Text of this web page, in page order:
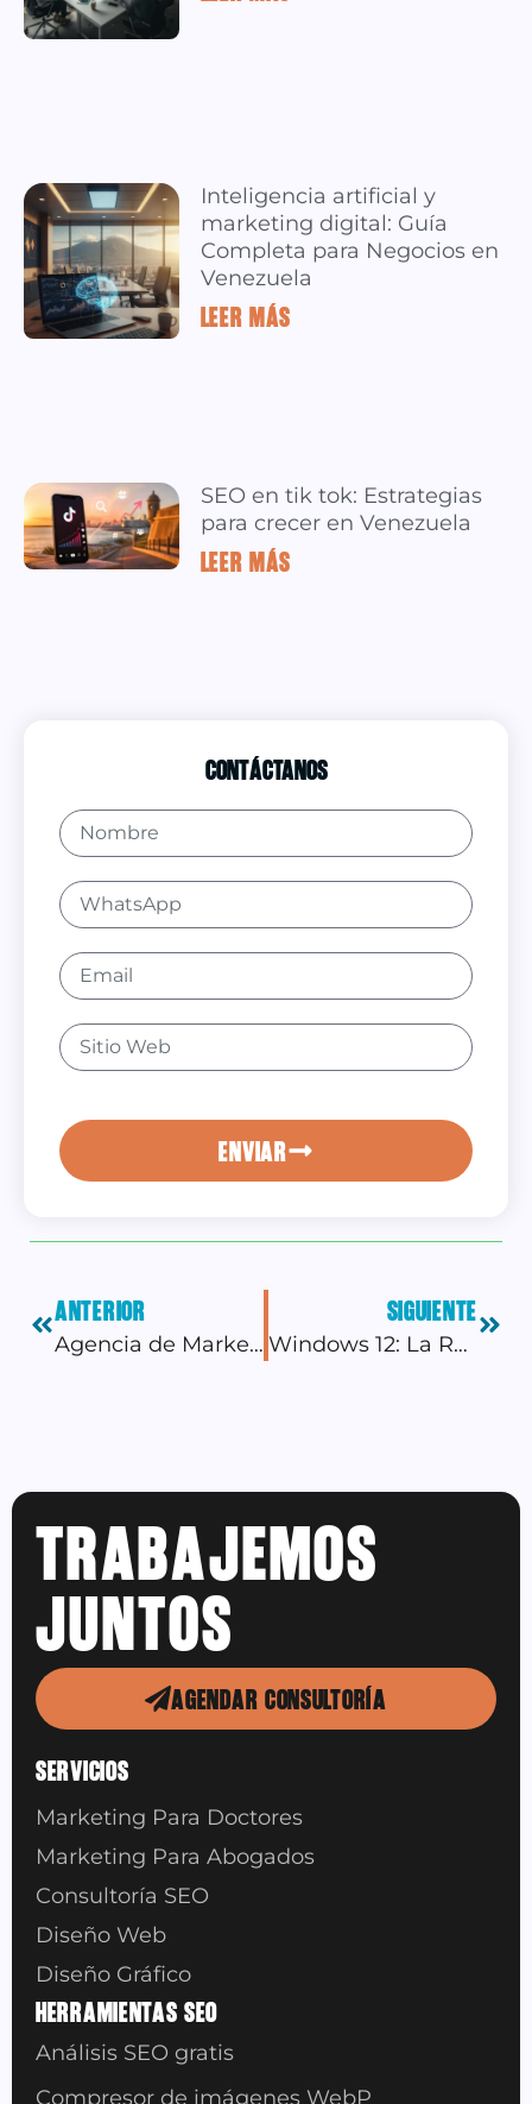
Inteligencia artificial y
marketing digital: Guía
Completa para Negocios en
Venezuela
LEER MÁS »
SEO en tik tok: Estrategias
para crecer en Venezuela
LEER MÁS »
Contáctanos
ENVIAR
ANTERIOR
Agencia de Marketing Digital vs. Agencia Diseño Gráfico: “Asegura tu éxito en línea”
SIGUIENTE
Windows 12: La Revolución Modular y la Era de la Inteligencia Artificial
TRABAJEMOS
JUNTOS
AGENDAR CONSULTORÍA
SERVICIOS
Marketing Para Doctores
Marketing Para Abogados
Consultoría SEO
Diseño Web
Diseño Gráfico
HERRAMIENTAS SEO
Análisis SEO gratis
Compresor de imágenes WebP